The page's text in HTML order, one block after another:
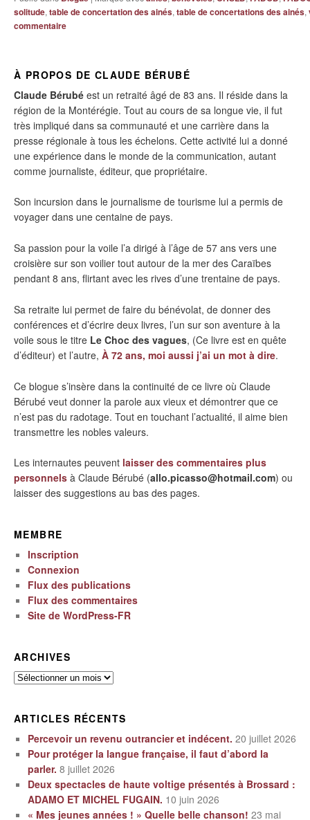
solitude, table de concertation des ainés, table de concertations des ainés,
commentaire
À PROPOS DE CLAUDE BÉRUBÉ
Claude Bérubé est un retraité âgé de 83 ans. Il réside dans la
région de la Montérégie. Tout au cours de sa longue vie, il fut
très impliqué dans sa communauté et une carrière dans la
presse régionale à tous les échelons. Cette activité lui a donné
une expérience dans le monde de la communication, autant
comme journaliste, éditeur, que propriétaire.
Son incursion dans le journalisme de tourisme lui a permis de
voyager dans une centaine de pays.
Sa passion pour la voile l’a dirigé à l’âge de 57 ans vers une
croisière sur son voilier tout autour de la mer des Caraïbes
pendant 8 ans, flirtant avec les rives d’une trentaine de pays.
Sa retraite lui permet de faire du bénévolat, de donner des
conférences et d’écrire deux livres, l’un sur son aventure à la
voile sous le titre Le Choc des vagues, (Ce livre est en quête
d’éditeur) et l’autre, À 72 ans, moi aussi j’ai un mot à dire.
Ce blogue s’insère dans la continuité de ce livre où Claude
Bérubé veut donner la parole aux vieux et démontrer que ce
n’est pas du radotage. Tout en touchant l’actualité, il aime bien
transmettre les nobles valeurs.
Les internautes peuvent laisser des commentaires plus
personnels à Claude Bérubé (allo.picasso@hotmail.com) ou
laisser des suggestions au bas des pages.
MEMBRE
Inscription
Connexion
Flux des publications
Flux des commentaires
Site de WordPress-FR
ARCHIVES
Archives
ARTICLES RÉCENTS
Percevoir un revenu outrancier et indécent. 20 juillet 2026
Pour protéger la langue française, il faut d’abord la
parler. 8 juillet 2026
Deux spectacles de haute voltige présentés à Brossard :
ADAMO ET MICHEL FUGAIN. 10 juin 2026
« Mes jeunes années ! » Quelle belle chanson! 23 mai